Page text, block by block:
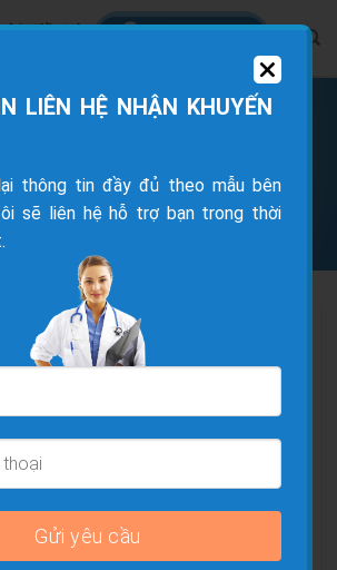
Sụn Khớp Bị Mòn Dần –
Phòng Ngừa Kịp Thời
mô đàn hồi bao bọc đầu xương, giúp
trơn tru, không đau. Tuy nhiên, theo
có thể bị
cách.
sụn khớp bị mòn dần là gì?Ai có
viết sau đây từ
Pal sẽ giúp bạn hiểu rõ.
LIÊN HỆ NHẬN KHUYẾN
thông tin đầy đủ theo mẫu bên
sẽ liên hệ hỗ trợ bạn trong thời